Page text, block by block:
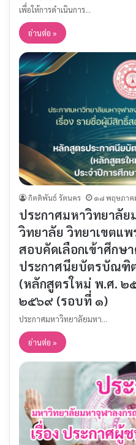
เพื่อให้การดำเนินการ…
อ่านต่อ »
กิตติพันธ์ รัตนคร ๑๘ พฤษภา
ประกาศมหาวิทยาลั
วิทยาลัย วิทยาเขตแพ
สอบคัดเลือกเข้าศึกษ
ประกาศนียบัตรบัณฑิ
(หลักสูตรใหม่ พ.ศ. ๒
๒๕๖๙ (รอบที่ ๑)
ประกาศมหาวิทยาลัยมหา…
อ่านต่อ »